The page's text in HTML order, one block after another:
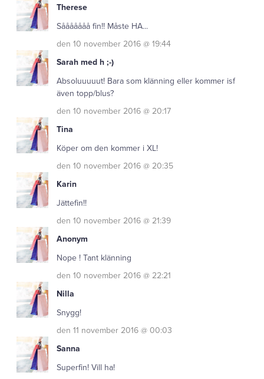
Therese
Sååååååå fin!! Måste HA...
den 10 november 2016 @ 19:44
Sarah med h ;-)
Absoluuuuut! Bara som klänning eller kommer isf
även topp/blus?
den 10 november 2016 @ 20:17
Tina
Köper om den kommer i XL!
den 10 november 2016 @ 20:35
Karin
Jättefin!!
den 10 november 2016 @ 21:39
Anonym
Nope ! Tant klänning
den 10 november 2016 @ 22:21
Nilla
Snygg!
den 11 november 2016 @ 00:03
Sanna
Superfin! Vill ha!